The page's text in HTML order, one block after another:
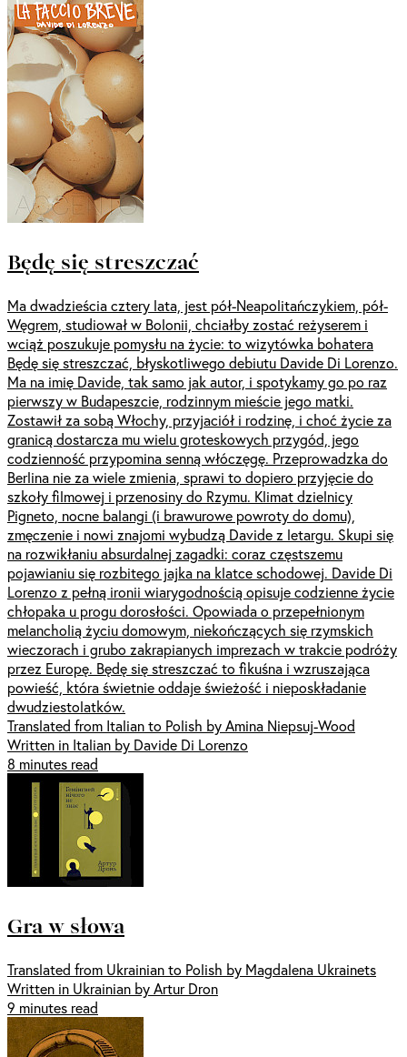
Będę się streszczać
Ma dwadzieścia cztery lata, jest pół-Neapolitańczykiem, pół-
Węgrem, studiował w Bolonii, chciałby zostać reżyserem i
wciąż poszukuje pomysłu na życie: to wizytówka bohatera
Będę się streszczać, błyskotliwego debiutu Davide Di Lorenzo.
Ma na imię Davide, tak samo jak autor, i spotykamy go po raz
pierwszy w Budapeszcie, rodzinnym mieście jego matki.
Zostawił za sobą Włochy, przyjaciół i rodzinę, i choć życie za
granicą dostarcza mu wielu groteskowych przygód, jego
codzienność przypomina senną włóczęgę. Przeprowadzka do
Berlina nie za wiele zmienia, sprawi to dopiero przyjęcie do
szkoły filmowej i przenosiny do Rzymu. Klimat dzielnicy
Pigneto, nocne balangi (i brawurowe powroty do domu),
zmęczenie i nowi znajomi wybudzą Davide z letargu. Skupi się
na rozwikłaniu absurdalnej zagadki: coraz częstszemu
pojawianiu się rozbitego jajka na klatce schodowej. Davide Di
Lorenzo z pełną ironii wiarygodnością opisuje codzienne życie
chłopaka u progu dorosłości. Opowiada o przepełnionym
melancholią życiu domowym, niekończących się rzymskich
wieczorach i grubo zakrapianych imprezach w trakcie podróży
przez Europę. Będę się streszczać to fikuśna i wzruszająca
powieść, która świetnie oddaje świeżość i nieposkładanie
dwudziestolatków.
Translated from Italian to Polish by Amina Niepsuj-Wood
Written in Italian by Davide Di Lorenzo
8 minutes read
Gra w słowa
Translated from Ukrainian to Polish by Magdalena Ukrainets
Written in Ukrainian by Artur Dron
9 minutes read